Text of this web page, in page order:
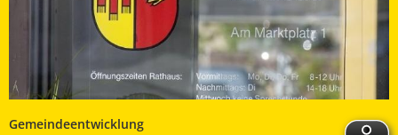
Gemeindeentwicklung